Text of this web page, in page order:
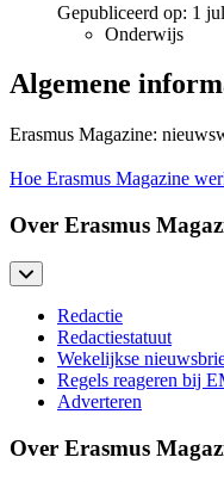
Gepubliceerd op: 1
Onderwijs
Algemene
Erasmus Magazine:
Hoe Erasmus Magazine
Over Erasmus
Redactie
Redactiestatuut
Wekelijkse
Regels reageren bij
Adverteren
Over Erasmus